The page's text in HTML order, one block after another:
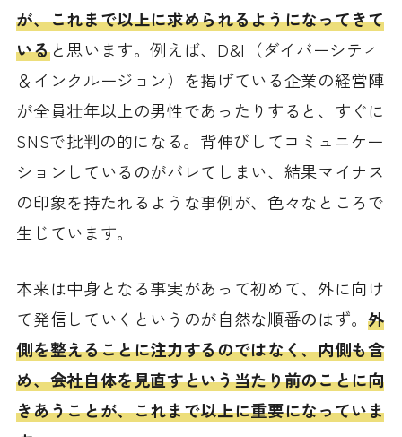
が、これまで以上に求められるようになってきて
いると思います。例えば、D&I（ダイバーシティ
＆インクルージョン）を掲げている企業の経営陣
が全員壮年以上の男性であったりすると、すぐに
SNSで批判の的になる。背伸びしてコミュニケー
ションしているのがバレてしまい、結果マイナス
の印象を持たれるような事例が、色々なところで
生じています。
本来は中身となる事実があって初めて、外に向け
て発信していくというのが自然な順番のはず。 外
側を整えることに注力するのではなく、内側も含
め、会社自体を見直すという当たり前のことに向
きあうことが、これまで以上に重要になっていま